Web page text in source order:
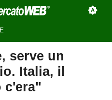
serve un
Italia, il
c'era"